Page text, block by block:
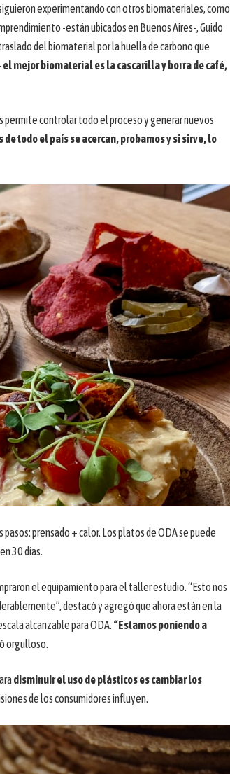
experimentando con otros biomateriales, como
-están ubicados en Buenos Aires-, Guido
del biomaterial por la huella de carbono que
el mejor biomaterial es la cascarilla y borra de café,
permite controlar todo el proceso y generar nuevos
de todo el país se acercan, probamos y si sirve, lo
prensado + calor. Los platos de ODA se puede
30 días.
el equipamiento para el taller estudio. “Esto nos
destacó y agregó que ahora están en la
alcanzable para ODA. “Estamos poniendo a
orgulloso.
disminuir el uso de plásticos es cambiar los
de los consumidores influyen.